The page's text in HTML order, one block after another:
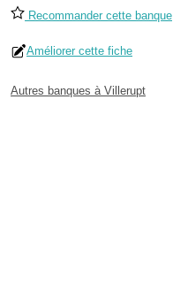
Recommander cette banque
Améliorer cette fiche
Autres banques à Villerupt